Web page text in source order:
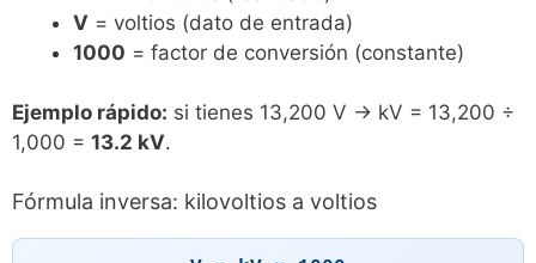
V = voltios (dato de entrada)
1000 = factor de conversión (constante)
Ejemplo rápido: si tienes 13,200 V → kV = 13,200 ÷
1,000 = 13.2 kV.
Fórmula inversa: kilovoltios a voltios